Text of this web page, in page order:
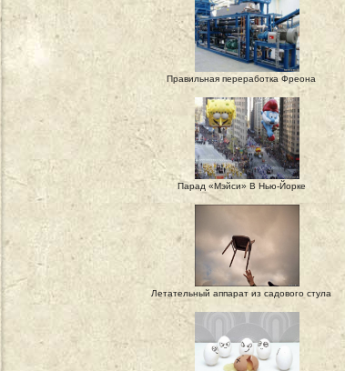
Правильная переработка Фреона
Парад «Мэйси» В Нью-Йорке
Летательный аппарат из садового стула